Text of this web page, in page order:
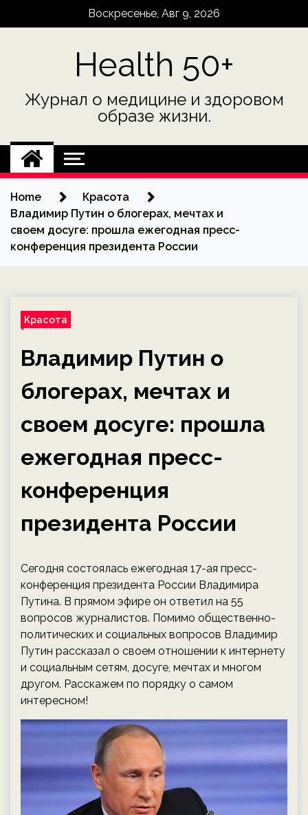
Воскресенье, Авг 9, 2026
Health 50+
Журнал о медицине и здоровом
образе жизни.
Home
Красота
Владимир Путин о блогерах, мечтах и
своем досуге: прошла ежегодная пресс-
конференция президента России
Красота
Владимир Путин о
блогерах, мечтах и
своем досуге: прошла
ежегодная пресс-
конференция
президента России
Сегодня состоялась ежегодная 17-ая пресс-
конференция президента России Владимира
Путина. В прямом эфире он ответил на 55
вопросов журналистов. Помимо общественно-
политических и социальных вопросов Владимир
Путин рассказал о своем отношении к интернету
и социальным сетям, досуге, мечтах и многом
другом. Расскажем по порядку о самом
интересном!